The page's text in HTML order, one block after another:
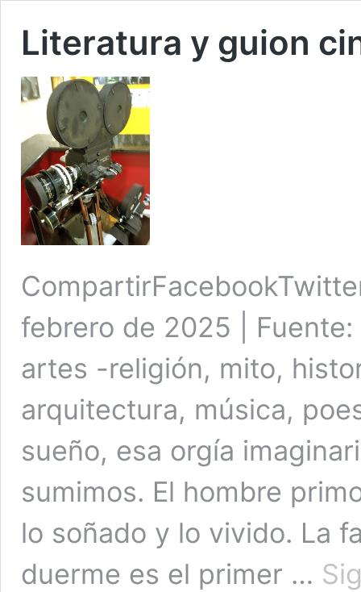
Literatura y guion
febrero de 2025 |
artes -religión, mito,
arquitectura, música,
sueño, esa orgía
sumimos. El hombre
lo soñado y lo vivido. La
duerme es el primer …